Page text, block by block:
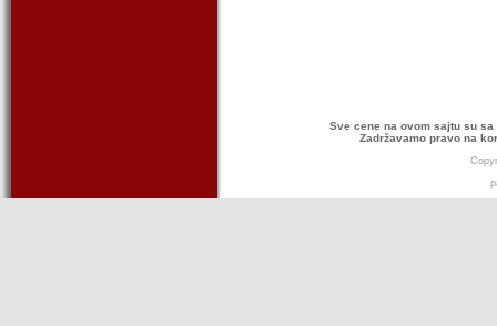
Sve cene na ovom sajtu su
Zadržavamo pravo na